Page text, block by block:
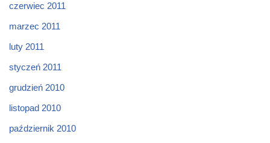
czerwiec 2011
marzec 2011
luty 2011
styczeń 2011
grudzień 2010
listopad 2010
październik 2010